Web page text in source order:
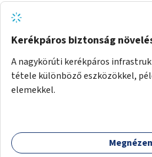
Kerékpáros biztonság
A nagykörúti kerékpáros
tétele különböző eszközökkel,
elemekkel.